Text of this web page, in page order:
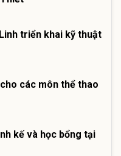
triển khai kỹ thuật
các môn thể thao
kế và học bổng tại